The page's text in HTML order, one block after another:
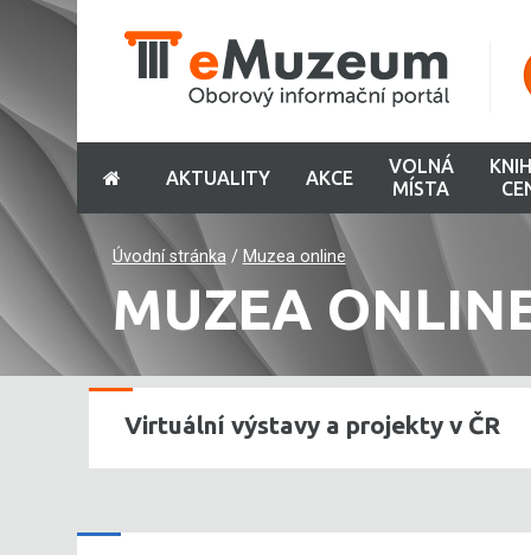
AKTUALITY AKCE
VOLNÁ
MÍSTA
Úvodní stránka/ Muzea online
MUZEA
Virtuální výstavy a projekty v ČR